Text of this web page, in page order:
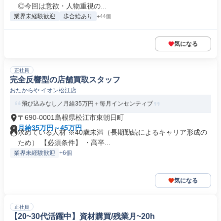
◎今回は意欲・人物重視の...
業界未経験歓迎 歩合給あり +44個
気になる
正社員
完全反響型の店舗買取スタッフ
おたからや イオン松江店
飛び込みなし／月給35万円＋毎月インセンティブ
〒690-0001島根県松江市東朝日町
月給35万円～45万円
求めている人材 ※40歳未満（長期勤続によるキャリア形成の
ため） 【必須条件】 ・高卒...
業界未経験歓迎 +6個
気になる
正社員
【20~30代活躍中】資材購買/残業月~20h